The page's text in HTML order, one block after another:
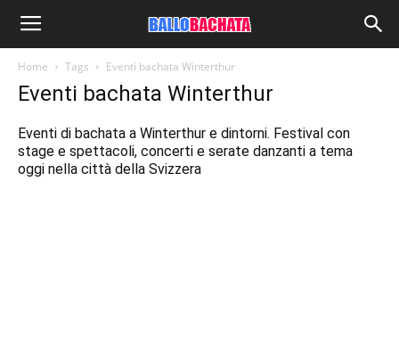
Home Tags Eventi bachata Winterthur
Eventi bachata Winterthur
Eventi di bachata a Winterthur e dintorni. Festival con
stage e spettacoli, concerti e serate danzanti a tema
oggi nella città della Svizzera